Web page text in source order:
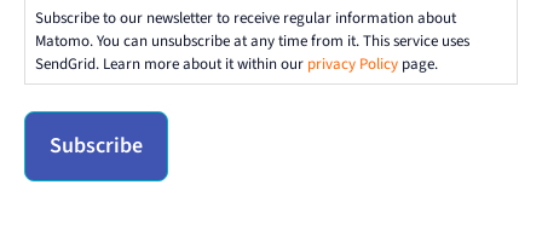
Subscribe to our newsletter to receive regular information about
Matomo. You can unsubscribe at any time from it. This service uses
SendGrid. Learn more about it within our privacy Policy page.